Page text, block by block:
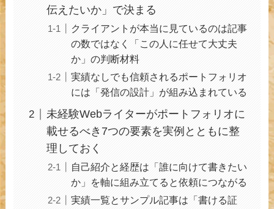
伝えたいか」で決まる
クライアントが本当に見ているのは記事
の数ではなく「この人に任せて大丈夫
か」の判断材料
実績なしでも信頼されるポートフォリオ
には「発信の設計」が組み込まれている
未経験Webライターがポートフォリオに
載せるべき7つの要素を実例とともに整
理しておく
自己紹介と経歴は「誰に向けて書きたい
か」を軸に組み立てると依頼につながる
実績一覧とサンプル記事は「書ける証